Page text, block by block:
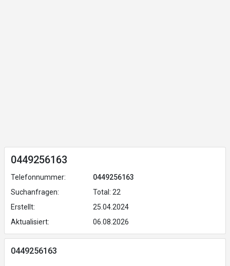
0449256163
Telefonnummer:
0449256163
Suchanfragen:
Total: 22
Erstellt:
25.04.2024
Aktualisiert:
06.08.2026
0449256163